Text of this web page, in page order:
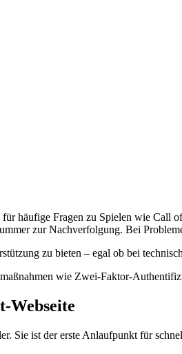
häufige Fragen zu Spielen wie Call
zur Nachverfolgung. Bei
zu bieten – egal ob bei
wie Zwei-Faktor-
Webseite
Sie ist der erste Anlaufpunkt für